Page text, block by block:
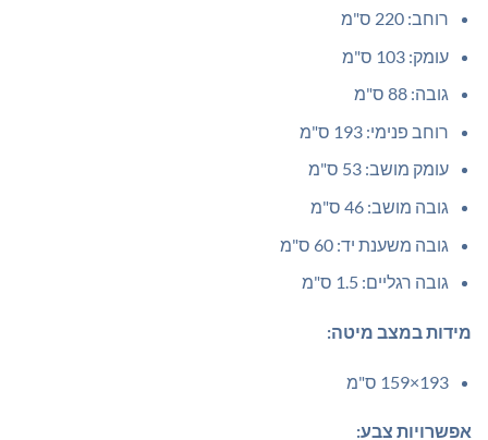
רוחב: 220 ס"מ
עומק: 103 ס"מ
גובה: 88 ס"מ
רוחב פנימי: 193 ס"מ
עומק מושב: 53 ס"מ
גובה מושב: 46 ס"מ
גובה משענת יד: 60 ס"מ
גובה רגליים: 1.5 ס"מ
מידות במצב מיטה:
193×159 ס"מ
אפשרויות צבע: